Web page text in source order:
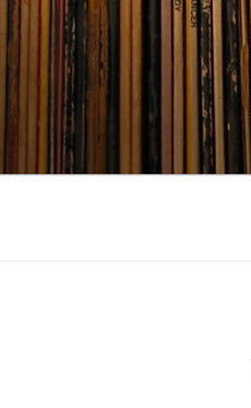
springen